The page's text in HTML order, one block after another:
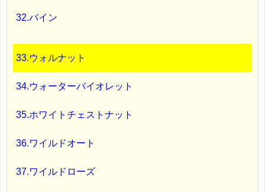
32.バイン
33.ウォルナット
34.ウォーターバイオレット
35.ホワイトチェストナット
36.ワイルドオート
37.ワイルドローズ